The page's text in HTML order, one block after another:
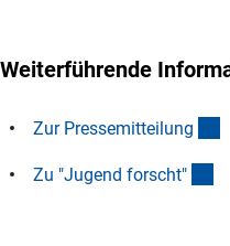
Weiterführende
Zur Pressemitteilung
Zu "Jugend forscht"